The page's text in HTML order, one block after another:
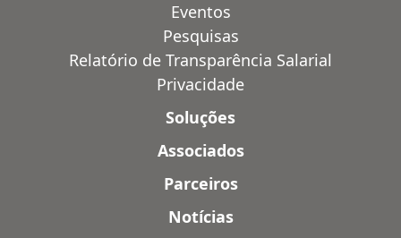
Eventos
Pesquisas
Relatório de Transparência Salarial
Privacidade
Soluções
Associados
Parceiros
Notícias